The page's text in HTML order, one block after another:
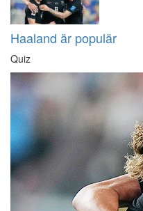
Haaland är populär
Quiz